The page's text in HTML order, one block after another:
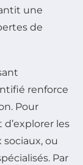
une
de
renforce
Pour
les
sociaux, ou
Par